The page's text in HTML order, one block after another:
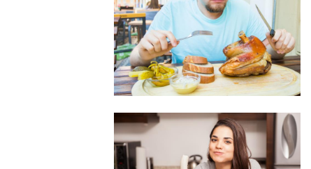
Image